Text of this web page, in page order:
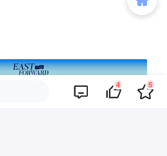
4 5